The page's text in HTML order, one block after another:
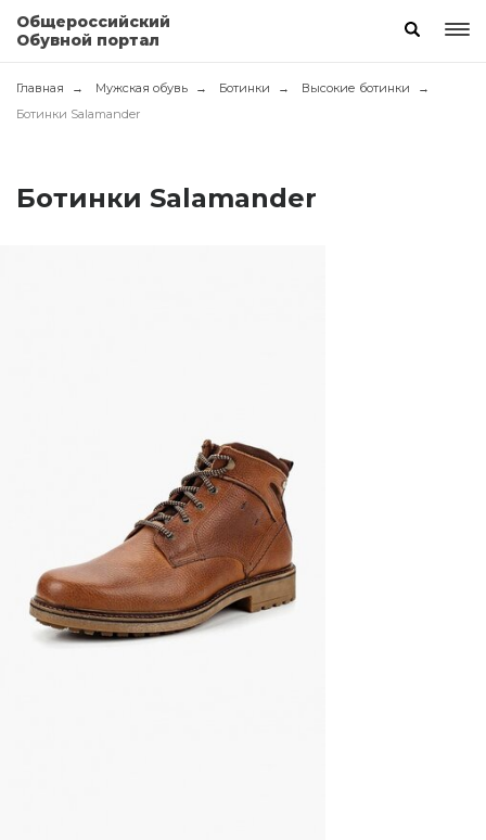
Общероссийский
Обувной портал
Главная Мужская обувь Ботинки
Высокие ботинки
Ботинки Salamander
Ботинки Salamander